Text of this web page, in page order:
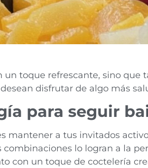
un toque refrescante, sino
disfrutar de algo más
para seguir
mantener a tus invitados
combinaciones lo logran a la
con un toque de coctelería